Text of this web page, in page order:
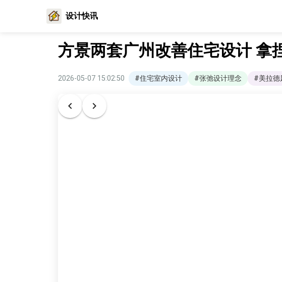
设计快讯
方景两套广州改善住宅设计 拿
2026-05-07 15:02:50 #住宅室内设计 #张弛设计理念 #美拉德